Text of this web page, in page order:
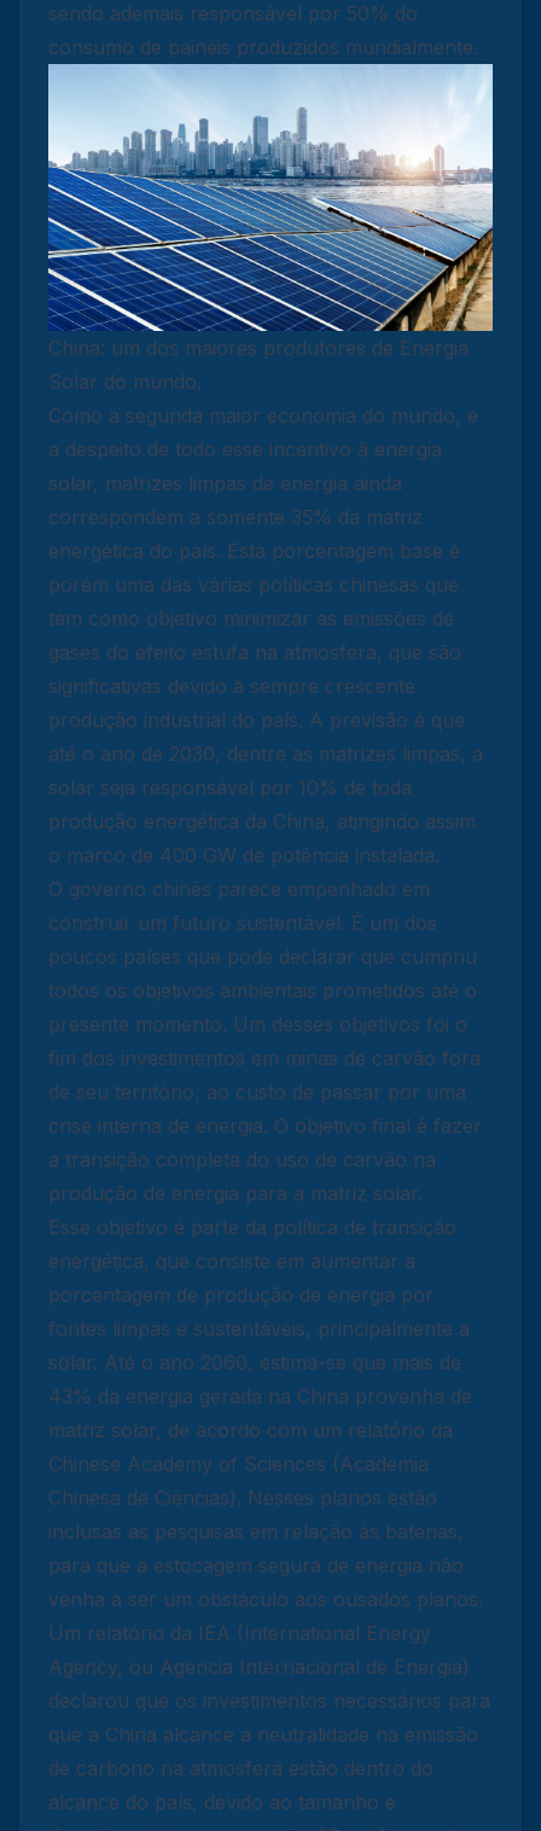
sendo ademais responsável por 50% do
consumo de painéis produzidos mundialmente.
China: um dos maiores produtores de Energia
Solar do mundo.
Como a segunda maior economia do mundo, e
a despeito de todo esse incentivo à energia
solar, matrizes limpas de energia ainda
correspondem a somente 35% da matriz
energética do país. Esta porcentagem base é
porém uma das várias políticas chinesas que
tem como objetivo minimizar as emissões de
gases do efeito estufa na atmosfera, que são
significativas devido à sempre crescente
produção industrial do país. A previsão é que
até o ano de 2030, dentre as matrizes limpas, a
solar seja responsável por 10% de toda
produção energética da China, atingindo assim
o marco de 400 GW de potência instalada.
O governo chinês parece empenhado em
construir um futuro sustentável. É um dos
poucos países que pode declarar que cumpriu
todos os objetivos ambientais prometidos até o
presente momento. Um desses objetivos foi o
fim dos investimentos em minas de carvão fora
de seu território, ao custo de passar por uma
crise interna de energia. O objetivo final é fazer
a transição completa do uso de carvão na
produção de energia para a matriz solar.
Esse objetivo é parte da política de transição
energética, que consiste em aumentar a
porcentagem de produção de energia por
fontes limpas e sustentáveis, principalmente a
solar. Até o ano 2060, estima-se que mais de
43% da energia gerada na China provenha de
matriz solar, de acordo com um relatório da
Chinese Academy of Sciences (Academia
Chinesa de Ciências). Nesses planos estão
inclusas as pesquisas em relação às baterias,
para que a estocagem segura de energia não
venha a ser um obstáculo aos ousados planos.
Um relatório da IEA (International Energy
Agency, ou Agencia Internacional de Energia)
declarou que os investimentos necessários para
que a China alcance a neutralidade na emissão
de carbono na atmosfera estão dentro do
alcance do país, devido ao tamanho e